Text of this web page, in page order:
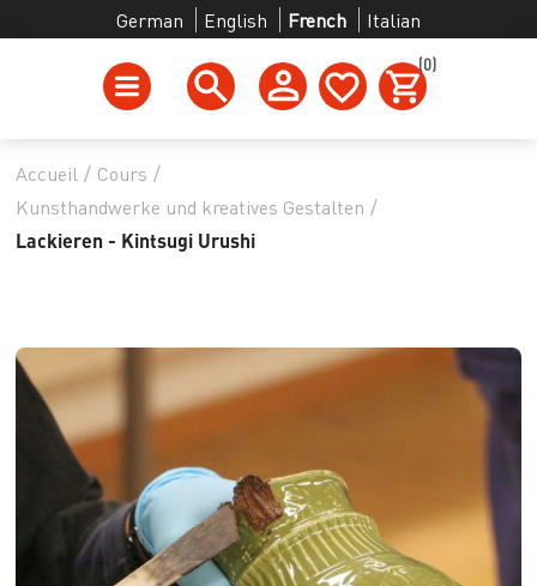
German English French Italian
(0)
Accueil / Cours /
Kunsthandwerke und kreatives Gestalten /
Lackieren - Kintsugi Urushi